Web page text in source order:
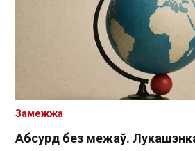
Абсурд без межаў.
Замежжа